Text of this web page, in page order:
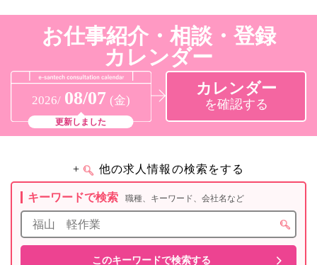
お仕事紹介・相談・登録
カレンダー
2026/ 08/07 (金)
更新しました
カレンダー
を確認する
+ 他の求人情報の検索をする
キーワードで検索 職種、キーワード、会社名など